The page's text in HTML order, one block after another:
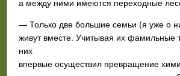
а между ними имеются переходные
— Только две большие семьи (я уже о
живут вместе. Учитывая их фамильные
них
впервые осуществил превращение